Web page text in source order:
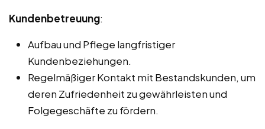
Kundenbetreuung:
Aufbau und Pflege langfristiger
Kundenbeziehungen.
Regelmäßiger Kontakt mit Bestandskunden, um
deren Zufriedenheit zu gewährleisten und
Folgegeschäfte zu fördern.